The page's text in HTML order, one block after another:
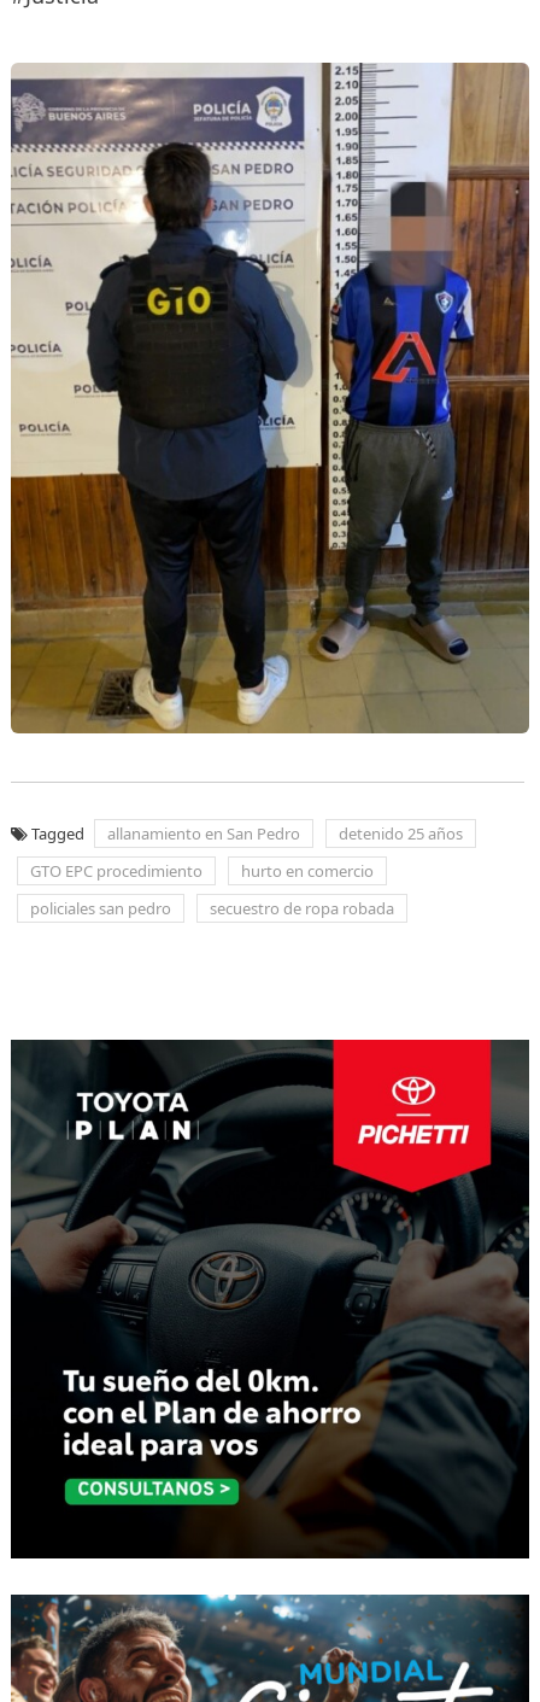
Tagged allanamiento en San Pedro
detenido 25 años
GTO EPC procedimiento
hurto en comercio
policiales san pedro
secuestro de ropa robada
entradas